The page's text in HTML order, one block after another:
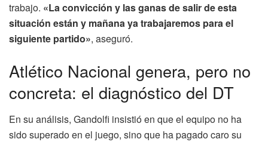
trabajo. «La convicción y las ganas de salir de esta
situación están y mañana ya trabajaremos para el
siguiente partido», aseguró.
Atlético Nacional genera, pero no
concreta: el diagnóstico del DT
En su análisis, Gandolfi insistió en que el equipo no ha
sido superado en el juego, sino que ha pagado caro su